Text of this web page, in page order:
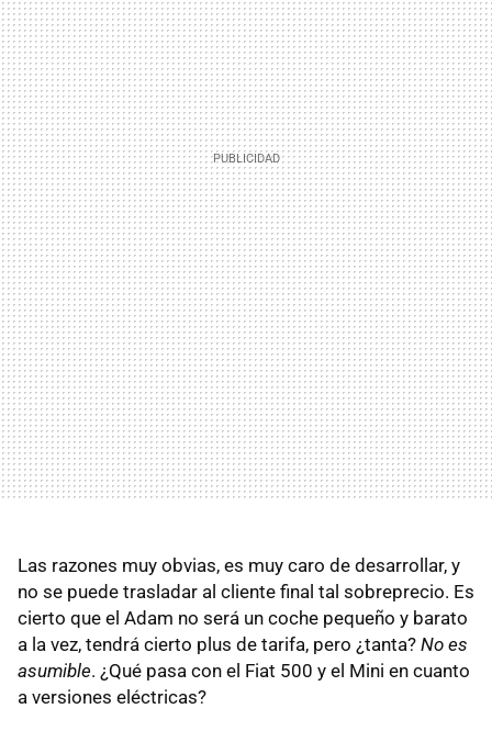
Las razones muy obvias, es muy caro de desarrollar, y
no se puede trasladar al cliente final tal sobreprecio. Es
cierto que el Adam no será un coche pequeño y barato
a la vez, tendrá cierto plus de tarifa, pero ¿tanta? No es
asumible. ¿Qué pasa con el Fiat 500 y el Mini en cuanto
a versiones eléctricas?